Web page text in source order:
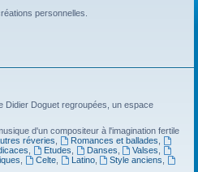
personnelles.
Didier Doguet regroupées, un espace
d'un compositeur à l'imagination fertile
réveries Romances et ballades
Etudes Danses Valses
Celte, Latino, Style anciens